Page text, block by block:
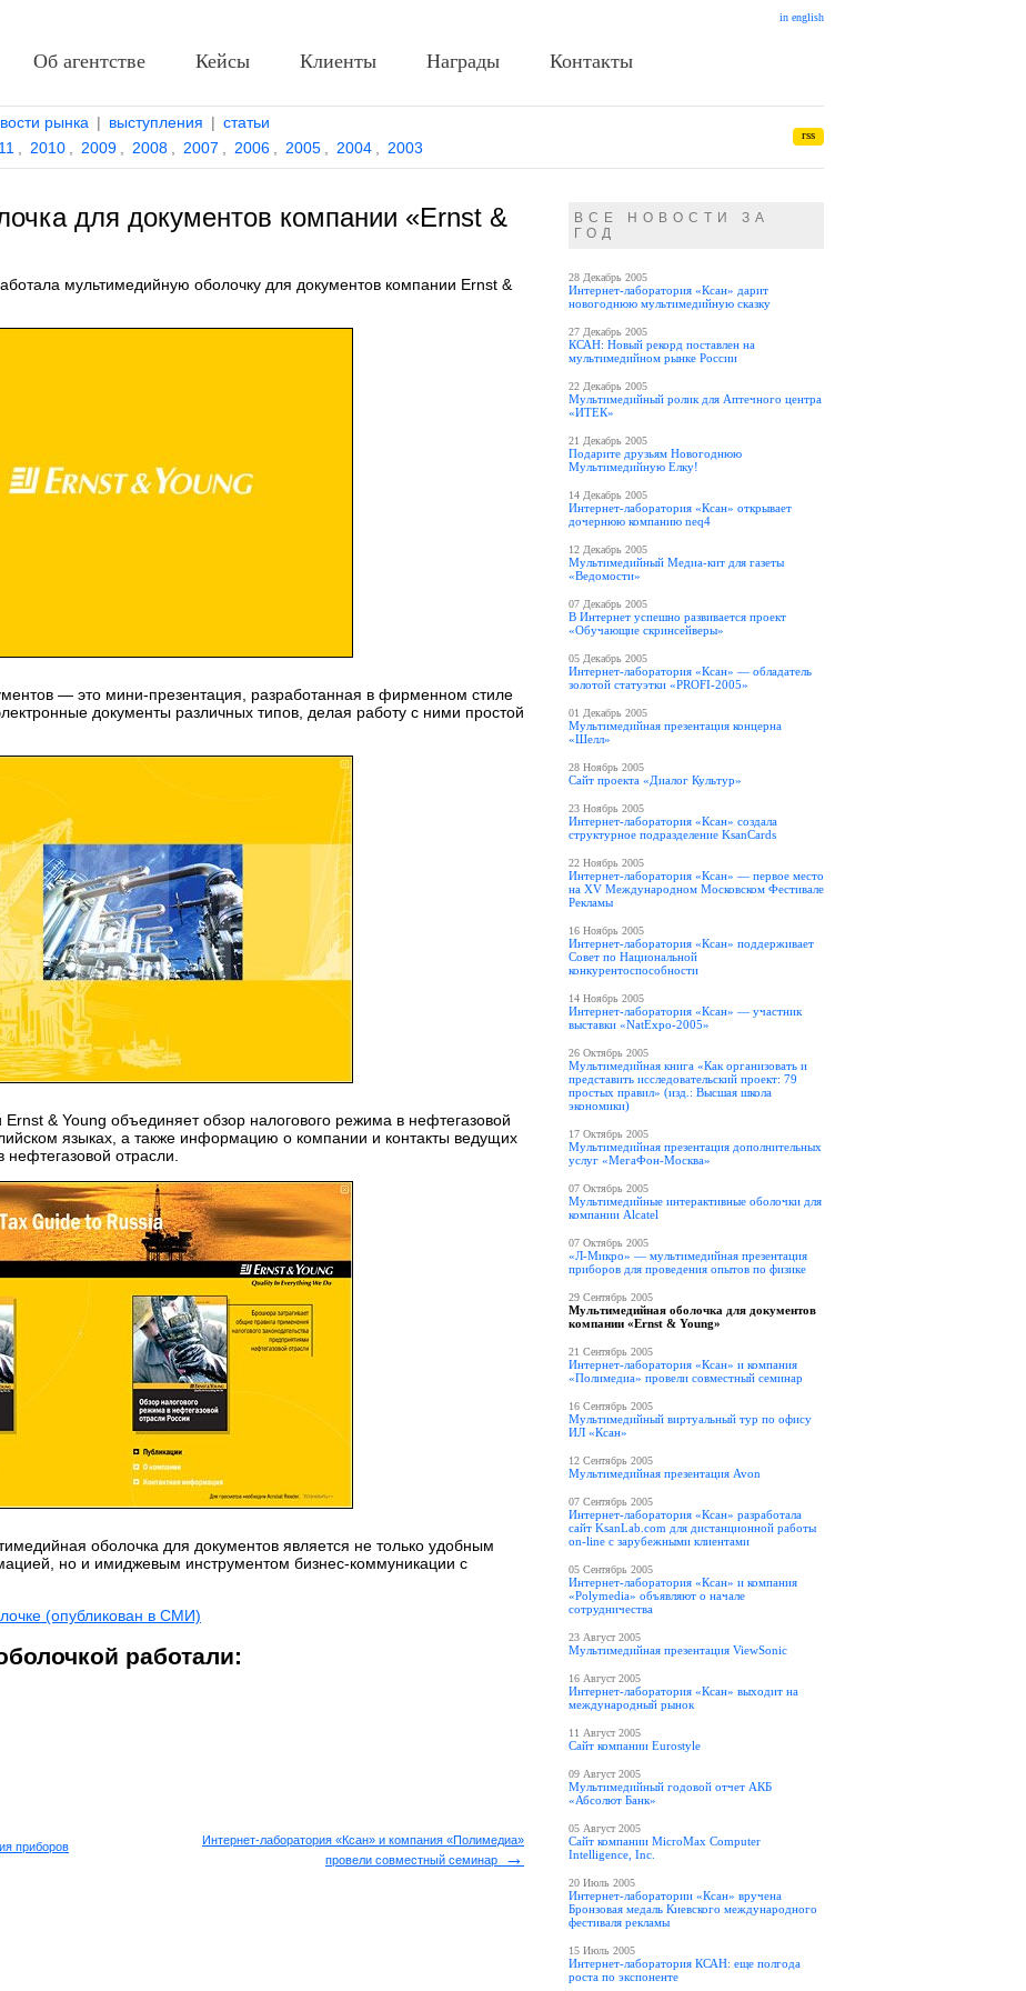
рынка | выступления | статьи
2010 2009 2008 2007 2006 2005 2004 2003
rss
для документов компании «Ernst &
мультимедийную оболочку для документов компании Ernst &
— это мини-презентация, разработанная в фирменном стиле
документы различных типов, делая работу с ними простой
& Young объединяет обзор налогового режима в нефтегазовой
языках, а также информацию о компании и контакты ведущих
отрасли.
оболочка для документов является не только удобным
но и имиджевым инструментом бизнес-коммуникации с
(опубликован в СМИ)
работали:
приборов
Интернет-лаборатория «Ксан» и компания «Полимедиа»
провели совместный семинар
→
ВСЕ НОВОСТИ ЗА
ГОД
28 Декабрь 2005
Интернет-лаборатория «Ксан» дарит
новогоднюю мультимедийную сказку
27 Декабрь 2005
КСАН: Новый рекорд поставлен на
мультимедийном рынке России
22 Декабрь 2005
Мультимедийный ролик для Аптечного центра
«ИТЕК»
21 Декабрь 2005
Подарите друзьям Новогоднюю
Мультимедийную Елку!
14 Декабрь 2005
Интернет-лаборатория «Ксан» открывает
дочернюю компанию neq4
12 Декабрь 2005
Мультимедийный Медиа-кит для газеты
«Ведомости»
07 Декабрь 2005
В Интернет успешно развивается проект
«Обучающие скринсейверы»
05 Декабрь 2005
Интернет-лаборатория «Ксан» — обладатель
золотой статуэтки «PROFI-2005»
01 Декабрь 2005
Мультимедийная презентация концерна
«Шелл»
28 Ноябрь 2005
Сайт проекта «Диалог Культур»
23 Ноябрь 2005
Интернет-лаборатория «Ксан» создала
структурное подразделение KsanCards
22 Ноябрь 2005
Интернет-лаборатория «Ксан» — первое место
на XV Международном Московском Фестивале
Рекламы
16 Ноябрь 2005
Интернет-лаборатория «Ксан» поддерживает
Совет по Национальной
конкурентоспособности
14 Ноябрь 2005
Интернет-лаборатория «Ксан» — участник
выставки «NatExpo-2005»
26 Октябрь 2005
Мультимедийная книга «Как организовать и
представить исследовательский проект: 79
простых правил» (изд.: Высшая школа
экономики)
17 Октябрь 2005
Мультимедийная презентация дополнительных
услуг «МегаФон-Москва»
07 Октябрь 2005
Мультимедийные интерактивные оболочки для
компании Alcatel
07 Октябрь 2005
«Л-Микро» — мультимедийная презентация
приборов для проведения опытов по физике
29 Сентябрь 2005
Мультимедийная оболочка для документов
компании «Ernst & Young»
21 Сентябрь 2005
Интернет-лаборатория «Ксан» и компания
«Полимедиа» провели совместный семинар
16 Сентябрь 2005
Мультимедийный виртуальный тур по офису
ИЛ «Ксан»
12 Сентябрь 2005
Мультимедийная презентация Avon
07 Сентябрь 2005
Интернет-лаборатория «Ксан» разработала
сайт KsanLab.com для дистанционной работы
on-line с зарубежными клиентами
05 Сентябрь 2005
Интернет-лаборатория «Ксан» и компания
«Polymedia» объявляют о начале
сотрудничества
23 Август 2005
Мультимедийная презентация ViewSonic
16 Август 2005
Интернет-лаборатория «Ксан» выходит на
международный рынок
11 Август 2005
Сайт компании Eurostyle
09 Август 2005
Мультимедийный годовой отчет АКБ
«Абсолют Банк»
05 Август 2005
Сайт компании MicroMax Computer
Intelligence, Inc.
20 Июль 2005
Интернет-лаборатории «Ксан» вручена
Бронзовая медаль Киевского международного
фестиваля рекламы
15 Июль 2005
Интернет-лаборатория КСАН: еще полгода
роста по экспоненте
in english
Об агентстве Кейсы Клиенты Награды Контакты